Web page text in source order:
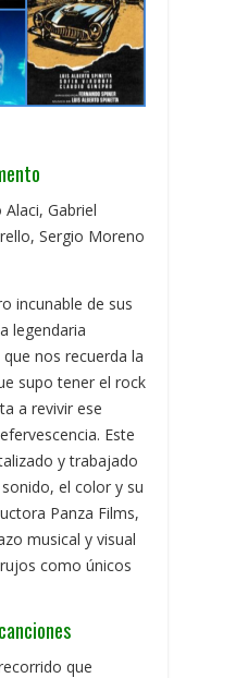
Alaci, Gabriel
Sergio Moreno
incunable de sus
legendaria
nos recuerda la
supo tener el rock
a revivir ese
Este
y trabajado
el color y su
Panza Films,
musical y visual
como únicos
que